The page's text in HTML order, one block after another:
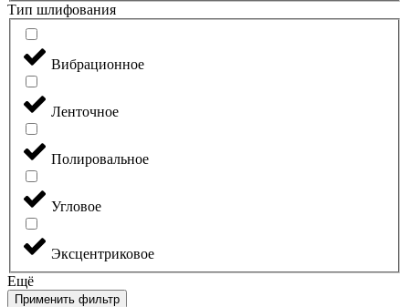
Тип шлифования
Вибрационное
Ленточное
Полировальное
Угловое
Эксцентриковое
Ещё
Применить фильтр